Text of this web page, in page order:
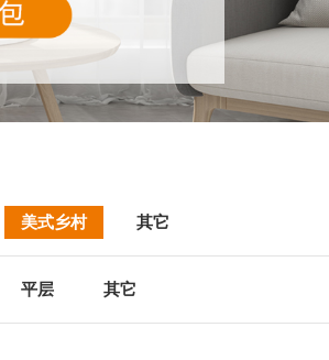
美式乡村 其它
平层 其它